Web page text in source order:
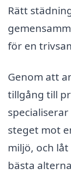
Rätt
för en
Genom att
tillgång till
steget mot
miljö, och
bästa